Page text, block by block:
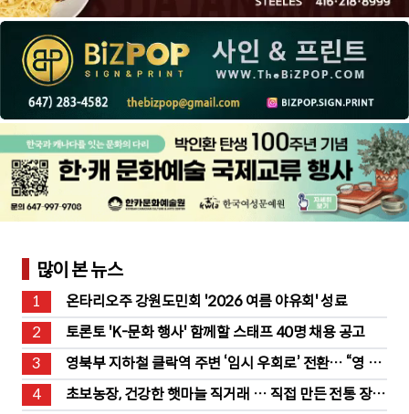
많이 본 뉴스
1
온타리오주 강원도민회 '2026 여름 야유회' 성료
2
토론토 'K-문화 행사' 함께할 스태프 40명 채용 공고
3
영북부 지하철 클락역 주변 ‘임시 우회로’ 전환… “영 스
트리트 바뀐다”
4
초보농장, 건강한 햇마늘 직거래 … 직접 만든 전통 장류